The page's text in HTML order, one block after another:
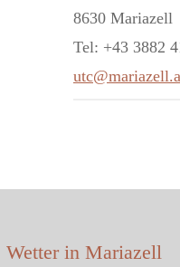
8630 Mariazell
Tel: +43 3882
Wetter in Mariazell